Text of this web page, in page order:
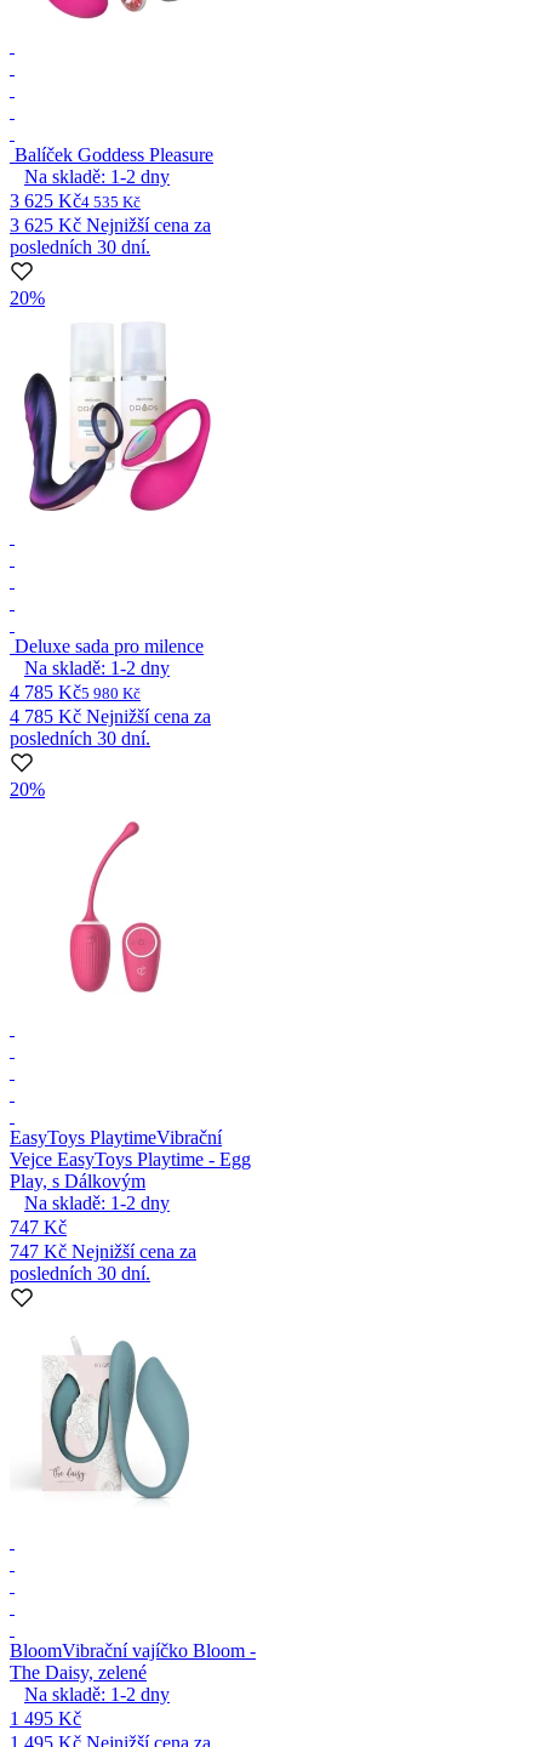
Balíček Goddess Pleasure
Na skladě: 1-2 dny
3 625 Kč4 535 Kč
3 625 Kč Nejnižší cena za
posledních 30 dní.
20%
Deluxe sada pro milence
Na skladě: 1-2 dny
4 785 Kč5 980 Kč
4 785 Kč Nejnižší cena za
posledních 30 dní.
20%
EasyToys PlaytimeVibrační
Vejce EasyToys Playtime - Egg
Play, s Dálkovým
Na skladě: 1-2 dny
747 Kč
747 Kč Nejnižší cena za
posledních 30 dní.
BloomVibrační vajíčko Bloom -
The Daisy, zelené
Na skladě: 1-2 dny
1 495 Kč
1 495 Kč Nejnižší cena za